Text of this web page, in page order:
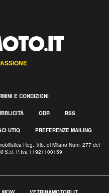
E CONDIZIONI
ODR RSS
UTIQ PREFERENZE MAILING
Reg. Trib. di Milano Num. 277 del
S.r.l. P.Iva 11921100159